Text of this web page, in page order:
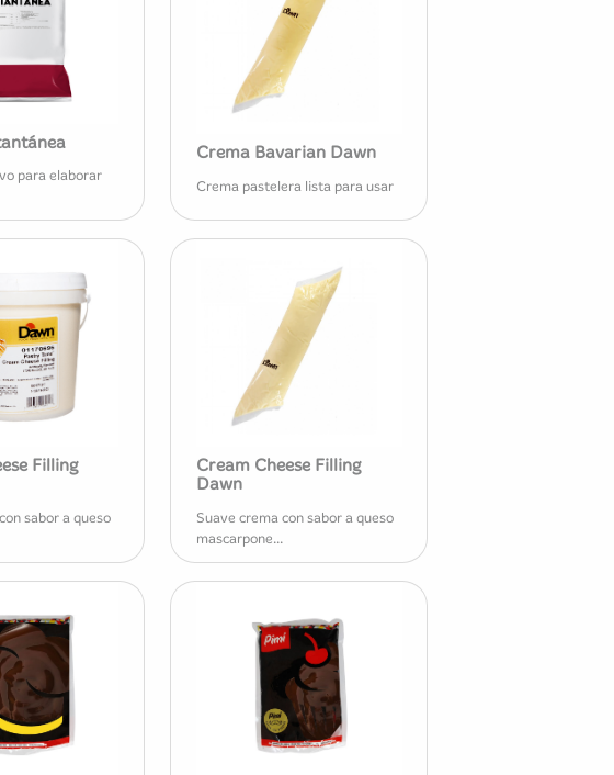
para elaborar
Crema Bavarian Dawn
Crema pastelera lista para usar
Filling
sabor a queso
Cream Cheese Filling
Dawn
Suave crema con sabor a queso
mascarpone...